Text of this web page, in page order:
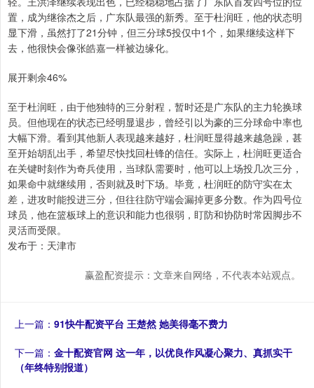
置，成为继徐杰之后，广东队最强的新秀。至于杜润旺，他的状态明
显下滑，虽然打了21分钟，但三分球5投仅中1个，如果继续这样下
去，他很快会像张皓嘉一样被边缘化。
展开剩余46%
至于杜润旺，由于他独特的三分射程，暂时还是广东队的主力轮换球
员。但他现在的状态已经明显退步，曾经引以为豪的三分球命中率也
大幅下滑。看到其他新人表现越来越好，杜润旺显得越来越急躁，甚
至开始胡乱出手，希望尽快找回杜锋的信任。实际上，杜润旺更适合
在关键时刻作为奇兵使用，当球队需要时，他可以上场投几次三分，
如果命中就继续用，否则就及时下场。毕竟，杜润旺的防守实在太
差，进攻时能投进三分，但往往防守端会漏掉更多分数。作为四号位
球员，他在篮板球上的意识和能力也很弱，盯防和协防时常因脚步不
灵活而受限。
发布于：天津市
赢盈配资提示：文章来自网络，不代表本站观点。
上一篇： 91快牛配资平台 王楚然 她美得毫不费力
下一篇： 金十配资官网 这一年，以优良作风凝心聚力、真抓实干
（年终特别报道）